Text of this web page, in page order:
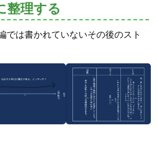
整理する
では書かれていないその後のスト